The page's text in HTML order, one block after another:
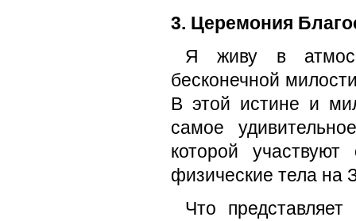
3. Церемония
Я живу в
бесконечной
В этой истине и
самое
которой
физические тела на
Что